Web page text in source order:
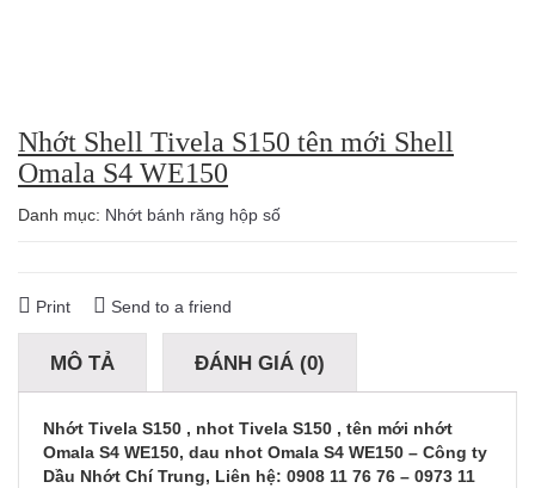
Nhớt Shell Tivela S150 tên mới Shell
Omala S4 WE150
Danh mục: Nhớt bánh răng hộp số
Print Send to a friend
MÔ TẢ ĐÁNH GIÁ (0)
Nhớt Tivela S150 , nhot Tivela S150 , tên mới nhớt
Omala S4 WE150, dau nhot Omala S4 WE150 – Công ty
Dầu Nhớt Chí Trung, Liên hệ: 0908 11 76 76 – 0973 11